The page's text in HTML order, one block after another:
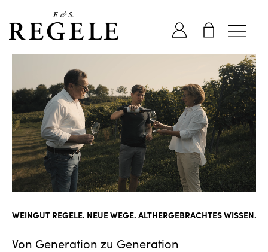
WEINGUT REGELE. NEUE WEGE. ALTHERGEBRACHTES WISSEN.
Von Generation zu Generation